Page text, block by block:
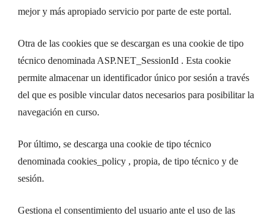
mejor y más apropiado servicio por parte de este portal.
Otra de las cookies que se descargan es una cookie de tipo
técnico denominada ASP.NET_SessionId . Esta cookie
permite almacenar un identificador único por sesión a través
del que es posible vincular datos necesarios para posibilitar la
navegación en curso.
Por último, se descarga una cookie de tipo técnico
denominada cookies_policy , propia, de tipo técnico y de
sesión.
Gestiona el consentimiento del usuario ante el uso de las